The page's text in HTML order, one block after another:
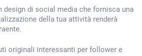
design di social media che fornisca una
della tua attività renderà
originali interessanti per follower e
A NOI